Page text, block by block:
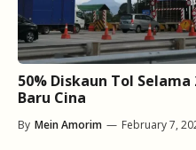
50% Diskaun Tol
Baru Cina
By Mein Amorim — February 7,